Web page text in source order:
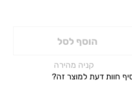
הוסף לסל
קניה מהירה
חוות דעת למוצר זה?